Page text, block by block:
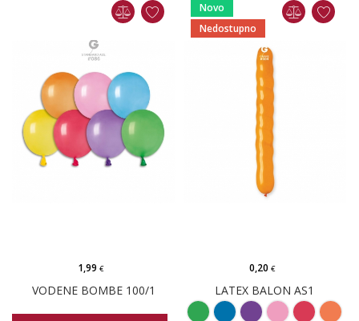
VODENE BOMBE 100/1
1,99€
Novo
Nedostupno
LATEX BALON AS1
0,20 €